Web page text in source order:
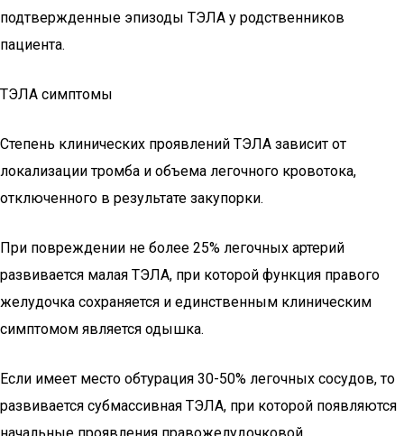
подтвержденные эпизоды ТЭЛА у родственников
пациента.
ТЭЛА симптомы
Степень клинических проявлений ТЭЛА зависит от
локализации тромба и объема легочного кровотока,
отключенного в результате закупорки.
При повреждении не более 25% легочных артерий
развивается малая ТЭЛА, при которой функция правого
желудочка сохраняется и единственным клиническим
симптомом является одышка.
Если имеет место обтурация 30-50% легочных сосудов, то
развивается субмассивная ТЭЛА, при которой появляются